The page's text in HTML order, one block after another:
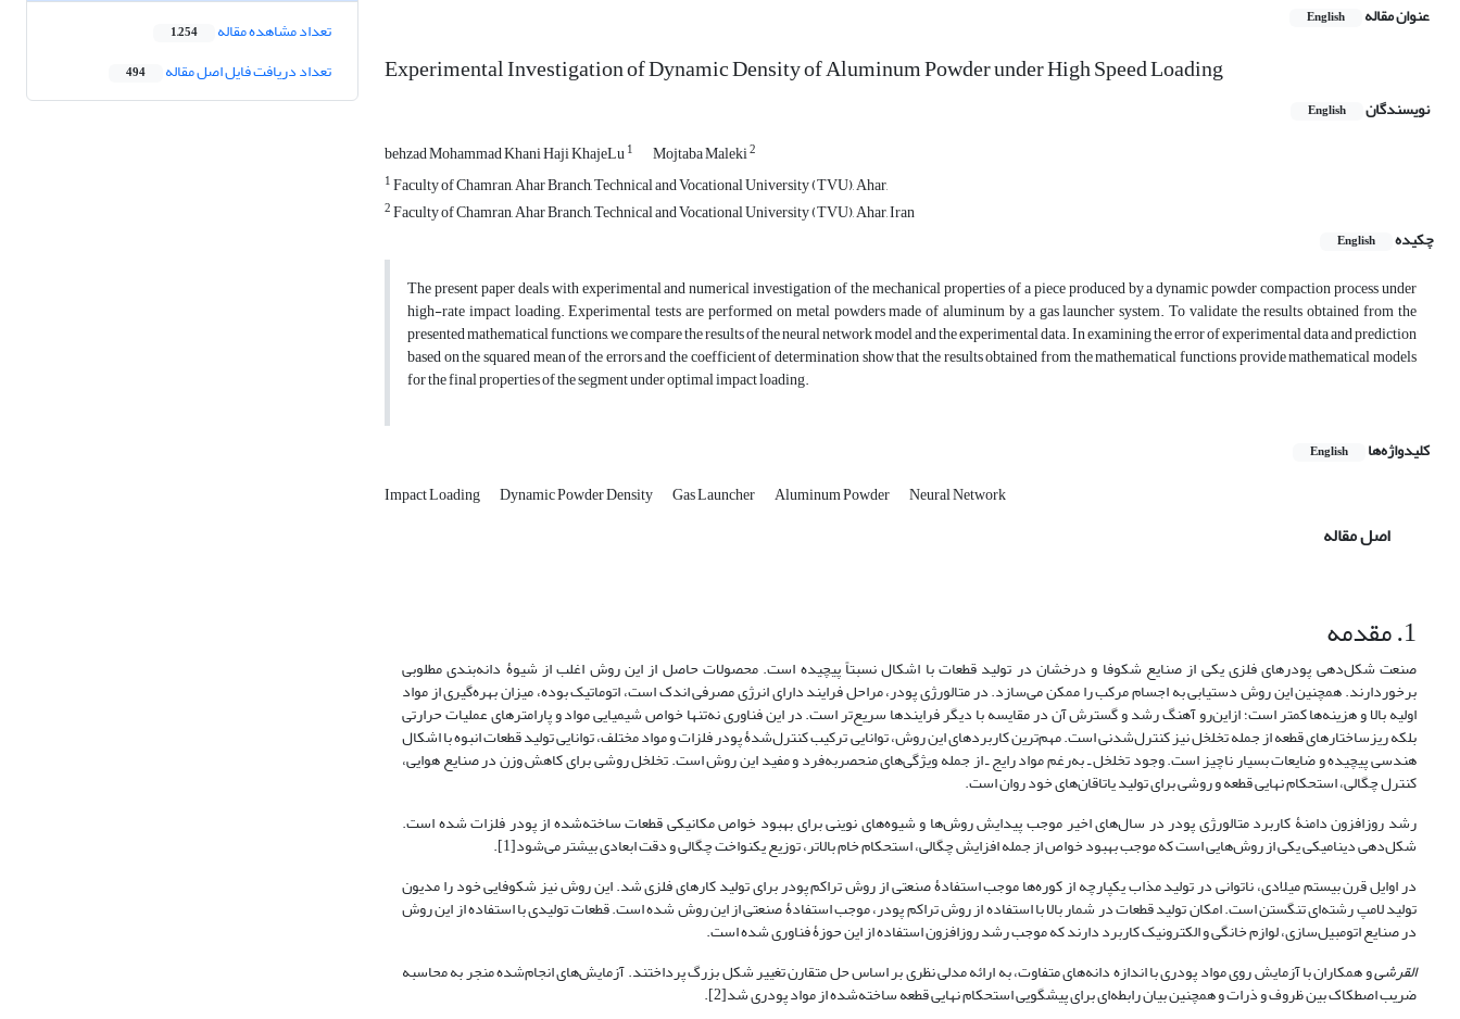
عنوان مقاله English
Experimental Investigation of Dynamic Density of Aluminum Powder under High Speed Loading
نویسندگان English
behzad Mohammad Khani Haji KhajeLu1 Mojtaba Maleki2
1Faculty of Chamran, Ahar Branch, Technical and Vocational University (TVU), Ahar,
2Faculty of Chamran, Ahar Branch, Technical and Vocational University (TVU), Ahar, Iran
چکیده
English
The present paper deals with experimental and numerical investigation of the mechanical properties of a piece produced by a dynamic powder compaction process under
high-rate impact loading. Experimental tests are performed on metal powders made of aluminum by a gas launcher system. To validate the results obtained from the
presented mathematical functions, we compare the results of the neural network model and the experimental data. In examining the error of experimental data and prediction
based on the squared mean of the errors and the coefficient of determination show that the results obtained from the mathematical functions provide mathematical models
for the final properties of the segment under optimal impact loading.
کلیدواژه‌ها English
Impact Loading Dynamic Powder Density Gas Launcher Aluminum Powder Neural Network
اصل مقاله
1. مقدمه
صنعت شکل‌دهی پودرهای فلزی یکی از صنایع شکوفا و درخشان در تولید قطعات با اشکال نسبتاً پیچیده است. محصولات حاصل از این روش اغلب از شیوۀ دانه‌بندی مطلوبی
برخوردارند. همچنین این روش دستیابی به اجسام مرکب را ممکن می‌سازد. در متالورژی پودر، مراحل فرایند دارای انرژی مصرفی اندک است، اتوماتیک بوده، میزان بهره‌گیری از مواد
اولیه بالا و هزینه‌ها کمتر است؛ از‌این‌رو آهنگ رشد و گسترش آن در مقایسه با دیگر فرایندها سریع‌تر است. در این فناوری نه‌تنها خواص شیمیایی مواد و پارامترهای عملیات حرارتی
بلکه ریز‌ساختارهای قطعه از جمله تخلخل نیز کنترل‌شدنی است. مهم‌ترین کاربردهای این روش، توانایی ترکیب کنترل‌شدۀ پودر فلزات و مواد مختلف، توانایی تولید قطعات انبوه با اشکال
هندسی پیچیده و ضایعات بسیار ناچیز است. وجود تخلخل ـ به‌رغم مواد رایج ـ از جمله ویژگی‌های منحصربه‌فرد و مفید این روش است. تخلخل روشی برای کاهش وزن در صنایع هوایی،
کنترل چگالی، استحکام نهایی قطعه و روشی برای تولید یاتاقان‌های خود روان است.
رشد روز‌افزون دامنۀ کاربرد متالورژی پودر در سال‌های اخیر موجب پیدایش روش‌ها و شیوه‌های نوینی برای بهبود خواص مکانیکی قطعات ساخته‌شده از پودر فلزات شده است.
شکل‌دهی دینامیکی یکی از روش‌هایی است که موجب بهبود خواص از جمله افزایش چگالی، استحکام خام بالاتر، توزیع یکنواخت چگالی و دقت ابعادی بیشتر می‌شود[1].
در اوایل قرن بیستم میلادی، ناتوانی در تولید مذاب یکپارچه از کوره‌ها موجب استفادۀ صنعتی از روش تراکم پودر برای تولید کارهای فلزی شد. این روش نیز شکوفایی خود را مدیون
تولید لامپ رشته‌ای تنگستن است. امکان تولید قطعات در شمار بالا با استفاده از روش تراکم پودر، موجب استفادۀ صنعتی از این روش شده است. قطعات تولیدی با استفاده از این روش
در صنایع اتومبیل‌سازی، لوازم خانگی و الکترونیک کاربرد دارند که موجب رشد روزافزون استفاده از این حوزۀ فناوری شده است.
القرشیو همکاران با آزمایش روی مواد پودری با اندازه دانه‌های متفاوت، به ارائه مدلی نظری بر اساس حل متقارن تغییر شکل بزرگ پرداختند. آزمایش‌های انجام‌شده منجر به محاسبه
ضریب اصطکاک بین ظروف و ذرات و همچنین بیان رابطه‌ای برای پیشگویی استحکام نهایی قطعه ساخته‌شده از مواد پودری شد[2].
تعداد مشاهده مقاله 1,254
تعداد دریافت فایل اصل مقاله 494